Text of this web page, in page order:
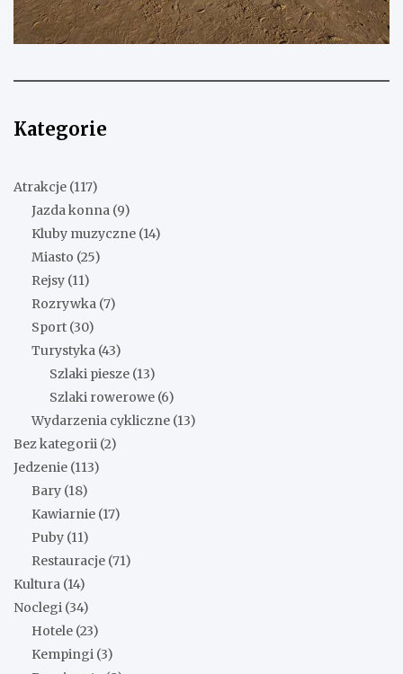
Kategorie
Atrakcje (117)
Jazda konna (9)
Kluby muzyczne (14)
Miasto (25)
Rejsy (11)
Rozrywka (7)
Sport (30)
Turystyka (43)
Szlaki piesze (13)
Szlaki rowerowe (6)
Wydarzenia cykliczne (13)
Bez kategorii (2)
Jedzenie (113)
Bary (18)
Kawiarnie (17)
Puby (11)
Restauracje (71)
Kultura (14)
Noclegi (34)
Hotele (23)
Kempingi (3)